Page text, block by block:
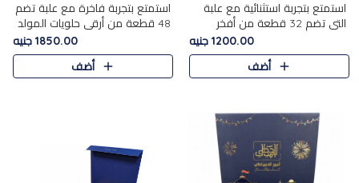
استمتع بتجربة استثنائية مع علبة
التي تضم 32 قطعة من أفخر
حلويات المولد الشرقية، في تشكيلة
تجمع بين الأصالة والاختيارات
الفاخرة. تحتوي العلبة..
1200.00 جنيه
أضف
استمتع بتجربة فاخرة مع علبة تضم
48 قطعة من أرقى حلويات المولد
الشرقية، في تشكيلة تجمع بين
الأصناف التقليدية الفاخرة والاختيارات
1850.00 جنيه
أضف